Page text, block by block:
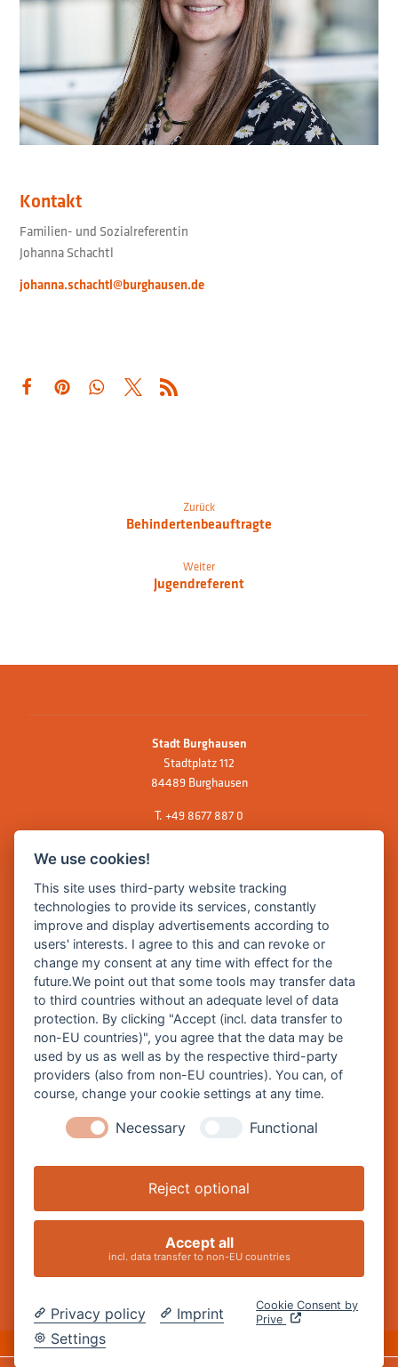
Kontakt
Familien- und Sozialreferentin
Johanna Schachtl
johanna.schachtl@burghausen.de
Zurück
Behindertenbeauftragte
Weiter
Jugendreferent
Stadt Burghausen
Stadtplatz 112
84489 Burghausen
T. +49 8677 887 0
E Mail:
Zentrale Webseite der Stadt Burghausen:
www.burghausen.de
Burghausen in leichter Sprache
So funktioniert burghausen.de
Inhalte von burghausen.de
Datenschutz
Barrierefreiheitserklärung
Cookie-Einstellungen ändern
DE
We use cookies!
This site uses third-party website tracking
technologies to provide its services, constantly
improve and display advertisements according to
users' interests. I agree to this and can revoke or
change my consent at any time with effect for the
future.We point out that some tools may transfer data
to third countries without an adequate level of data
protection. By clicking "Accept (incl. data transfer to
non-EU countries)", you agree that the data may be
used by us as well as by the respective third-party
providers (also from non-EU countries). You can, of
course, change your cookie settings at any time.
Necessary Functional
Reject optional
Accept all
incl. data transfer to non-EU countries
Privacy policy
Imprint
Settings
Cookie Consent by
Prive